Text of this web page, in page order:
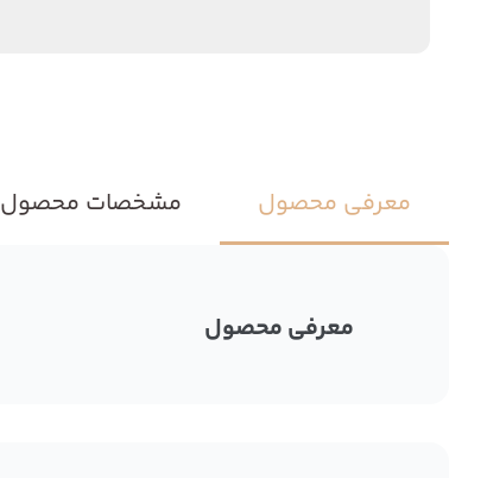
معرفی محصول مشخصات محصول
معرفی محصول